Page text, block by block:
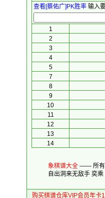
查看[蔡佑广]PK胜率 输入
1
2
3
4
5
7
8
9
10
11
12
13
14
象棋谱大全—— 所有
自出洞来无敌手 奕乘
购买棋谱仓库VIP会员年卡